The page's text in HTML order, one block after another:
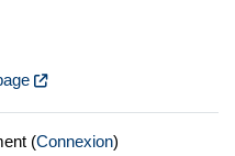
(Connexion)